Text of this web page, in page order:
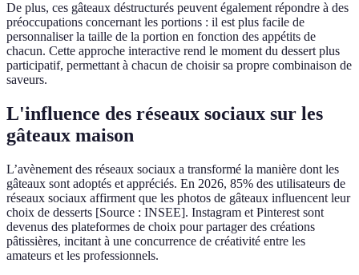
De plus, ces gâteaux déstructurés peuvent également répondre à des
préoccupations concernant les portions : il est plus facile de
personnaliser la taille de la portion en fonction des appétits de
chacun. Cette approche interactive rend le moment du dessert plus
participatif, permettant à chacun de choisir sa propre combinaison de
saveurs.
L'influence des réseaux sociaux sur les
gâteaux maison
L’avènement des réseaux sociaux a transformé la manière dont les
gâteaux sont adoptés et appréciés. En 2026, 85% des utilisateurs de
réseaux sociaux affirment que les photos de gâteaux influencent leur
choix de desserts [Source : INSEE]. Instagram et Pinterest sont
devenus des plateformes de choix pour partager des créations
pâtissières, incitant à une concurrence de créativité entre les
amateurs et les professionnels.